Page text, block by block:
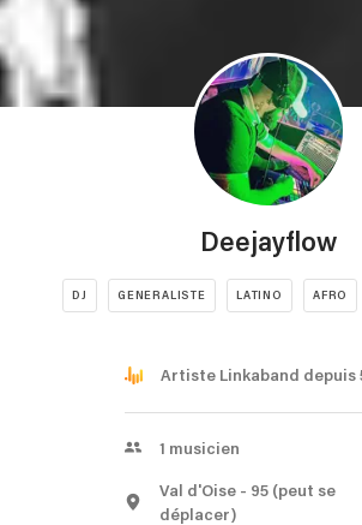
Deejayflow
DJ GENERALISTE LATINO AFRO
Artiste Linkaband depuis
1 musicien
Val d'Oise - 95 (peut se
déplacer)